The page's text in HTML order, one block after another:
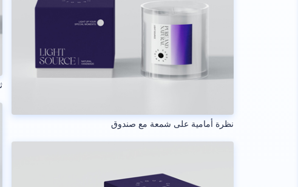
نظرة أمامية على شمعة مع صندوق